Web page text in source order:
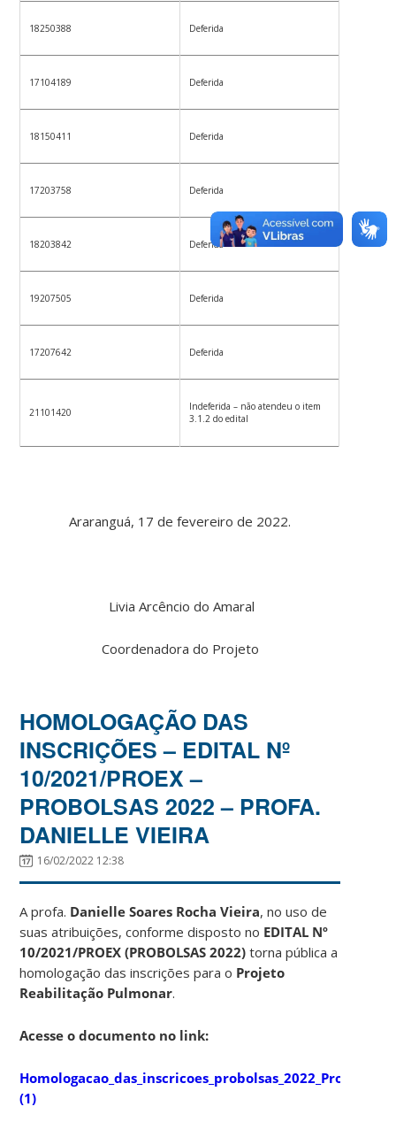
18250388 Deferida
17104189 Deferida
18150411 Deferida
17203758 Deferida
18203842 Deferida
19207505 Deferida
17207642 Deferida
21101420
Indeferida – não atendeu o item
3.1.2 do edital
Araranguá, 17 de fevereiro de 2022.
Livia Arcêncio do Amaral
Coordenadora do Projeto
HOMOLOGAÇÃO DAS
INSCRIÇÕES – EDITAL Nº
10/2021/PROEX –
PROBOLSAS 2022 – PROFA.
DANIELLE VIEIRA
16/02/2022 12:38
A profa. Danielle Soares Rocha Vieira, no uso de
suas atribuições, conforme disposto no EDITAL Nº
10/2021/PROEX (PROBOLSAS 2022)torna pública a
homologação das inscrições para o Projeto
Reabilitação Pulmonar.
Acesse o documento no link:
(1)